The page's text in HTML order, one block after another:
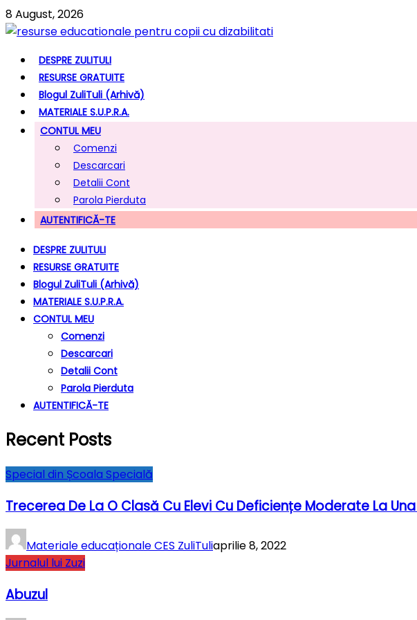
8 August, 2026
DESPRE ZULITULI
RESURSE GRATUITE
Blogul ZuliTuli (arhivă)
MATERIALE S.U.P.R.A.
CONTUL MEU
Comenzi
Descarcari
Detalii Cont
Parola Pierduta
AUTENTIFICĂ-TE
DESPRE ZULITULI
RESURSE GRATUITE
Blogul ZuliTuli (arhivă)
MATERIALE S.U.P.R.A.
CONTUL MEU
Comenzi
Descarcari
Detalii Cont
Parola Pierduta
AUTENTIFICĂ-TE
Recent Posts
Special din Școala Specială
Trecerea De La O Clasă Cu Elevi Cu Deficiențe Moderate La
Materiale educaționale CES ZuliTuliaprilie 8, 2022
Jurnalul lui Zuzi
Abuzul